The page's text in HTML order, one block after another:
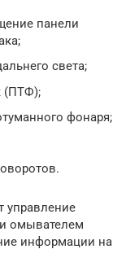
панели
света;
(ПТФ);
фонаря;
управление
омывателем
информации на